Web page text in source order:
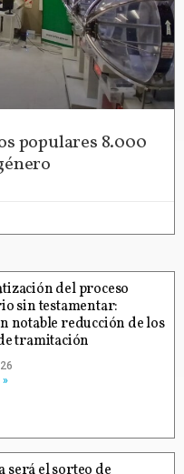
populares 8.000
del proceso
sin testamentar:
notable reducción de los
tramitación
»